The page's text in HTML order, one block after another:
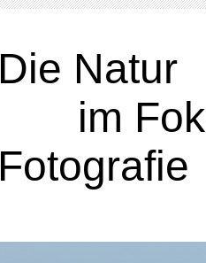
Die
im
Fotografie